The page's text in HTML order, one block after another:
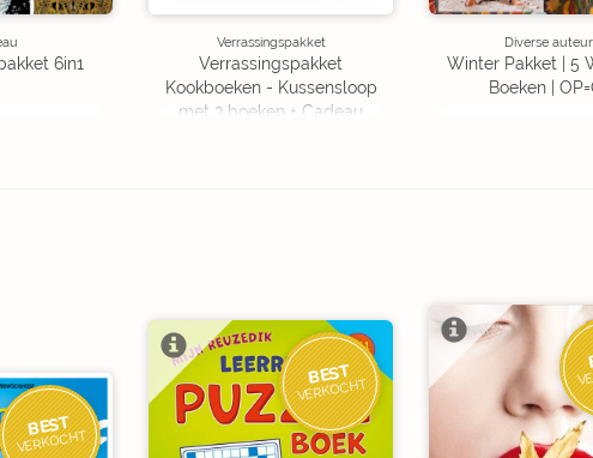
6in1
Verrassingspakket
Verrassingspakket
Kookboeken - Kussensloop
met 3 boeken + Cadeau
Diverse
Winter Pakket | 5
Boeken |
BEST
VERKOCHT
BEST
VERKOCHT